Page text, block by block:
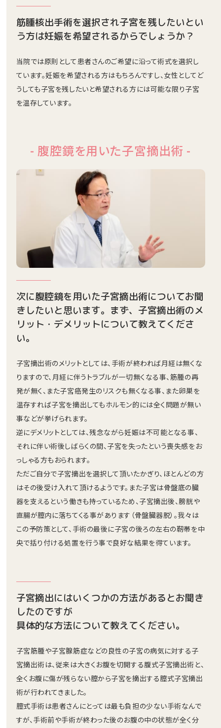
筋腫核出手術を選択され子宮を残したいとい
う方は妊娠を希望されるからでしょうか？
当院では原則として患者さんのご希望に沿って術式を選択し
ています。妊娠を希望される方はもちろんですし、女性としてど
うしても子宮を残したいと希望される方には可能な限り子宮
を温存しています。
- 腹腔鏡を用いた子宮摘出術 -
次に腹腔鏡を用いた子宮摘出術についてお聞
きしたいと思います。まず、子宮摘出術のメ
リット・デメリットについて教えてくださ
い。
子宮摘出術のメリットとしては、手術が終われば月経は無くな
りますので、月経に伴うトラブルが一切無くなる事、筋腫の再
発が無く、また子宮癌発生のリスクも無くなる事、また卵巣を
温存すれば子宮を摘出してもホルモン的には全く問題が無い
事などが挙げられます。
逆にデメリットとしては、残念ながら妊娠は不可能となる事、
それに伴い術後しばらくの間、子宮を失ったという喪失感をお
っしゃる方もおられます。
ただご自分で子宮摘出を選択して頂いたかぎり、ほとんどの方
はその後受け入れて頂けるようです。また子宮は骨盤底の臓
器を支えるという働きも持っているため、子宮摘出後、膀胱や
直腸が膣内に落ちてくる事があります（骨盤臓器脱）。我々は
この予防策として、手術の最後に子宮の後ろの左右の靭帯を中
央で括り付ける処置を行う事で良好な結果を得ています。
子宮摘出にはいくつかの方法があるとお聞き
したのですが
具体的な方法について教えてください。
子宮筋腫や子宮腺筋症などの良性の子宮の病気に対する子
宮摘出術は、従来は大きくお腹を切開する腹式子宮摘出術と、
全くお腹に傷が残らない膣から子宮を摘出する膣式子宮摘出
術が行われてきました。
膣式手術は患者さんにとっては最も負担の少ない手術なんで
すが、手術前や手術が終わった後のお腹の中の状態が全く分